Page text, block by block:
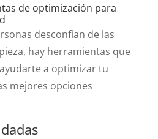
de optimización para
desconfían de las
hay herramientas que
a optimizar tu
mejores opciones